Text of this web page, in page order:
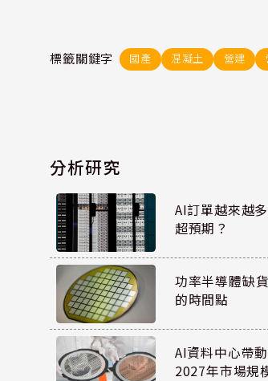
標籤關鍵字 國產 混凝土 營建
分析研究
AI訂單越來越
超預期？
功率半導體缺
的時間點
AI資料中心帶
2027年市場規